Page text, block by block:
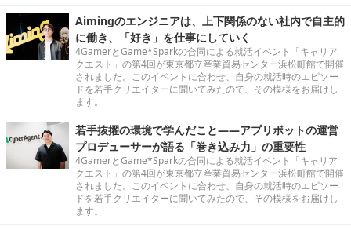
Aimingのエンジニアは、上下関係のない社内で自主的
に働き、「好き」を仕事にしていく
4GamerとGame*Sparkの合同による就活イベント「キャリア
クエスト」の第4回が東京都立産業貿易センター浜松町館で開催
されました。このイベントに合わせ、自身の就活時のエピソー
ドを若手クリエイターに聞いてみたので、その模様をお届けし
ます。
若手抜擢の環境で学んだこと――アプリボットの運営
プロデューサーが語る「巻き込み力」の重要性
4GamerとGame*Sparkの合同による就活イベント「キャリア
クエスト」の第4回が東京都立産業貿易センター浜松町館で開催
されました。このイベントに合わせ、自身の就活時のエピソー
ドを若手クリエイターに聞いてみたので、その模様をお届けし
ます。